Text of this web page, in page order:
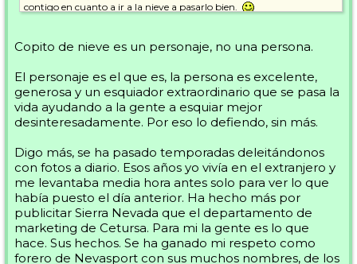
contigo en cuanto a ir a la nieve a pasarlo bien.
él, aparte de que me aburre, lo resumo en un odiador de los "dadores"
del curvin... igual es que sabe más que nadie por veterano y se cree
igual.
Lo que sí que digo es que cuando uno se posiciona políticamente en
un foro de esquí queda expuesto. Y este tipo ha metido su cuña
política, y no oblicua. O por lo menos yo no lo veo así.
Dejo este tema.
Saludos Carolo.
Copito de nieve es un personaje, no una persona.
El personaje es el que es, la persona es excelente,
generosa y un esquiador extraordinario que se pasa la
vida ayudando a la gente a esquiar mejor
desinteresadamente. Por eso lo defiendo, sin más.
Digo más, se ha pasado temporadas deleitándonos
con fotos a diario. Esos años yo vivía en el extranjero y
me levantaba media hora antes solo para ver lo que
había puesto el día anterior. Ha hecho más por
publicitar Sierra Nevada que el departamento de
marketing de Cetursa. Para mi la gente es lo que
hace. Sus hechos. Se ha ganado mi respeto como
forero de Nevasport con sus muchos nombres, de los